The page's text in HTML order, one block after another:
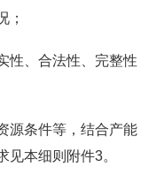
；
性、合法性、完整性
源条件等，结合产能
本细则附件3。